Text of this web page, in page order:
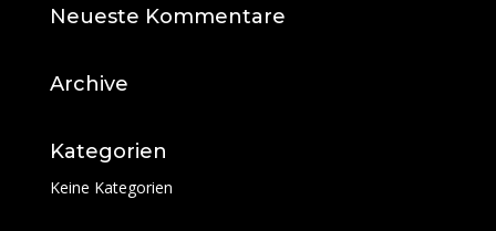
Neueste Kommentare
Archive
Kategorien
Keine Kategorien